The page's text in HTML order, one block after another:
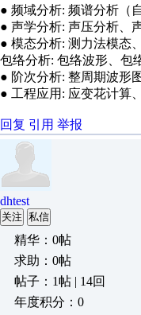
● 频域分析: 频谱分析（
● 声学分析: 声压分析、
● 模态分析: 测力法模态
包络分析: 包络波形、包
● 阶次分析: 整周期波形
● 工程应用: 应变花计算
回复 引用 举报
dhtest
关注 私信
精华：0帖
求助：0帖
帖子：1帖 | 14回
年度积分：0